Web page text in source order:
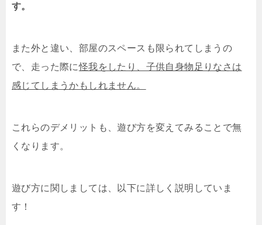
す。
また外と違い、部屋のスペースも限られてしまうの
で、走った際に怪我をしたり、子供自身物足りなさは
感じてしまうかもしれません。
これらのデメリットも、遊び方を変えてみることで無
くなります。
遊び方に関しましては、以下に詳しく説明していま
す！